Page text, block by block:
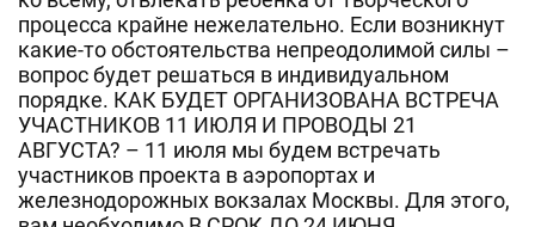
процесса крайне нежелательно. Если возникнут
какие-то обстоятельства непреодолимой силы –
вопрос будет решаться в индивидуальном
порядке. КАК БУДЕТ ОРГАНИЗОВАНА ВСТРЕЧА
УЧАСТНИКОВ 11 ИЮЛЯ И ПРОВОДЫ 21
АВГУСТА? – 11 июля мы будем встречать
участников проекта в аэропортах и
железнодорожных вокзалах Москвы. Для этого,